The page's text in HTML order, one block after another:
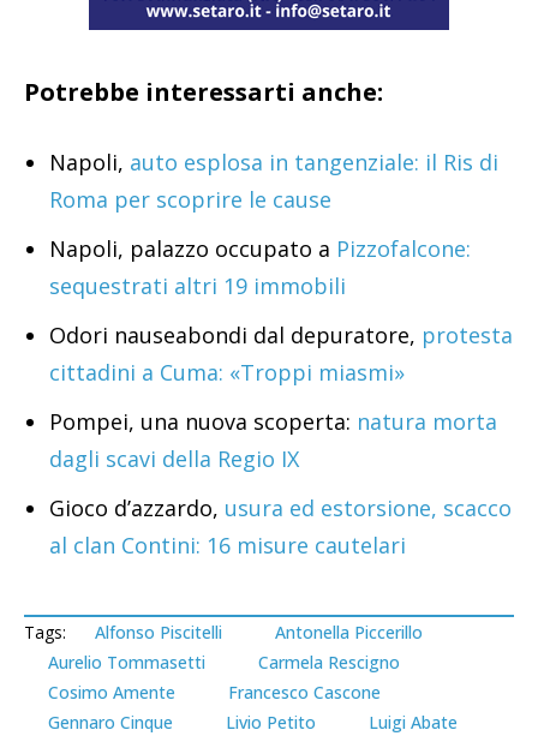
Potrebbe interessarti anche:
Napoli, auto esplosa in tangenziale: il Ris di
Roma per scoprire le cause
Napoli, palazzo occupato a Pizzofalcone:
sequestrati altri 19 immobili
Odori nauseabondi dal depuratore, protesta
cittadini a Cuma: «Troppi miasmi»
Pompei, una nuova scoperta: natura morta
dagli scavi della Regio IX
Gioco d’azzardo, usura ed estorsione, scacco
al clan Contini: 16 misure cautelari
Tags: Alfonso Piscitelli
Antonella Piccerillo
Aurelio Tommasetti
Carmela Rescigno
Cosimo Amente
Francesco Cascone
Gennaro Cinque
Livio Petito
Luigi Abate